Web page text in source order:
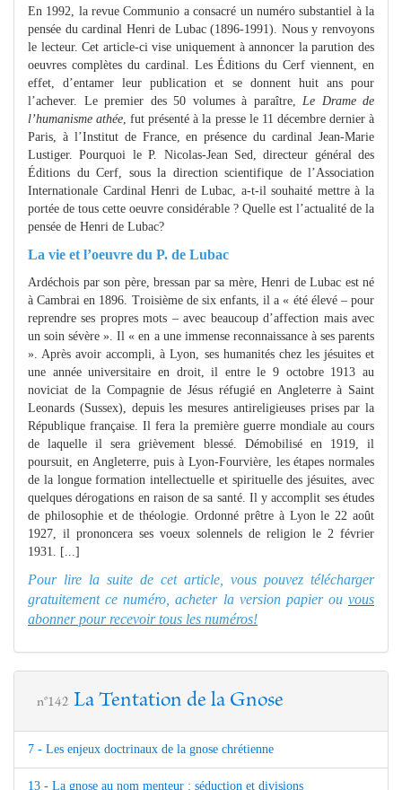
En 1992, la revue Communio a consacré un numéro substantiel à la
pensée du cardinal Henri de Lubac (1896-1991). Nous y renvoyons
le lecteur. Cet article-ci vise uniquement à annoncer la parution des
oeuvres complètes du cardinal. Les Éditions du Cerf viennent, en
effet, d’entamer leur publication et se donnent huit ans pour
l’achever. Le premier des 50 volumes à paraître, Le Drame de
l’humanisme athée , fut présenté à la presse le 11 décembre dernier à
Paris, à l’Institut de France, en présence du cardinal Jean-Marie
Lustiger. Pourquoi le P. Nicolas-Jean Sed, directeur général des
Éditions du Cerf, sous la direction scientifique de l’Association
Internationale Cardinal Henri de Lubac, a-t-il souhaité mettre à la
portée de tous cette oeuvre considérable ? Quelle est l’actualité de la
pensée de Henri de Lubac?
La vie et l’oeuvre du P. de Lubac
Ardéchois par son père, bressan par sa mère, Henri de Lubac est né
à Cambrai en 1896. Troisième de six enfants, il a « été élevé – pour
reprendre ses propres mots – avec beaucoup d’affection mais avec
un soin sévère ». Il « en a une immense reconnaissance à ses parents
». Après avoir accompli, à Lyon, ses humanités chez les jésuites et
une année universitaire en droit, il entre le 9 octobre 1913 au
noviciat de la Compagnie de Jésus réfugié en Angleterre à Saint
Leonards (Sussex), depuis les mesures antireligieuses prises par la
République française. Il fera la première guerre mondiale au cours
de laquelle il sera grièvement blessé. Démobilisé en 1919, il
poursuit, en Angleterre, puis à Lyon-Fourvière, les étapes normales
de la longue formation intellectuelle et spirituelle des jésuites, avec
quelques dérogations en raison de sa santé. Il y accomplit ses études
de philosophie et de théologie. Ordonné prêtre à Lyon le 22 août
1927, il prononcera ses voeux solennels de religion le 2 février
1931. [...]
Pour lire la suite de cet article, vous pouvez télécharger
gratuitement ce numéro, acheter la version papier ou vous
abonner pour recevoir tous les numéros!
n°142 La Tentation de la Gnose
7 - Les enjeux doctrinaux de la gnose chrétienne
13 - La gnose au nom menteur : séduction et divisions